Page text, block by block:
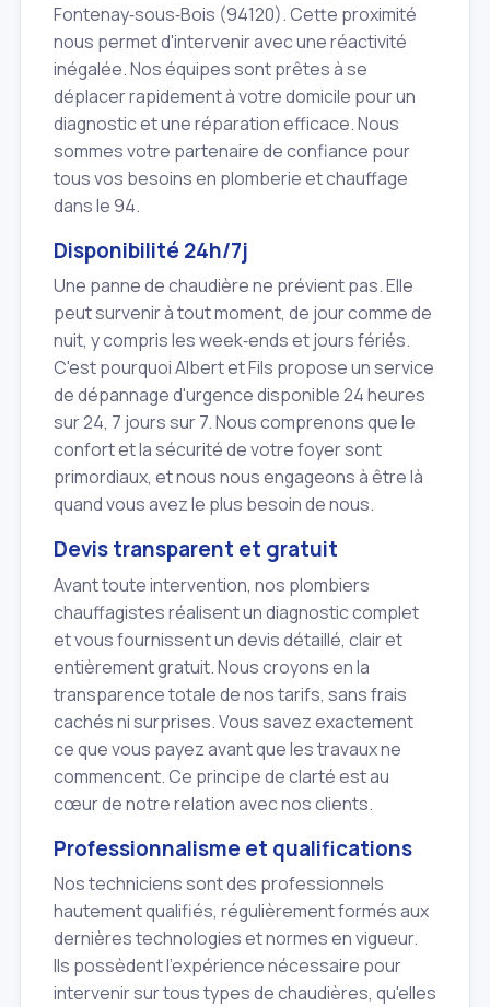
Fontenay‑sous‑Bois (94120). Cette proximité
nous permet d'intervenir avec une réactivité
inégalée. Nos équipes sont prêtes à se
déplacer rapidement à votre domicile pour un
diagnostic et une réparation efficace. Nous
sommes votre partenaire de confiance pour
tous vos besoins en plomberie et chauffage
dans le 94.
Disponibilité 24h/7j
Une panne de chaudière ne prévient pas. Elle
peut survenir à tout moment, de jour comme de
nuit, y compris les week‑ends et jours fériés.
C'est pourquoi Albert et Fils propose un service
de dépannage d'urgence disponible 24 heures
sur 24, 7 jours sur 7. Nous comprenons que le
confort et la sécurité de votre foyer sont
primordiaux, et nous nous engageons à être là
quand vous avez le plus besoin de nous.
Devis transparent et gratuit
Avant toute intervention, nos plombiers
chauffagistes réalisent un diagnostic complet
et vous fournissent un devis détaillé, clair et
entièrement gratuit. Nous croyons en la
transparence totale de nos tarifs, sans frais
cachés ni surprises. Vous savez exactement
ce que vous payez avant que les travaux ne
commencent. Ce principe de clarté est au
cœur de notre relation avec nos clients.
Professionnalisme et qualifications
Nos techniciens sont des professionnels
hautement qualifiés, régulièrement formés aux
dernières technologies et normes en vigueur.
Ils possèdent l'expérience nécessaire pour
intervenir sur tous types de chaudières, qu'elles